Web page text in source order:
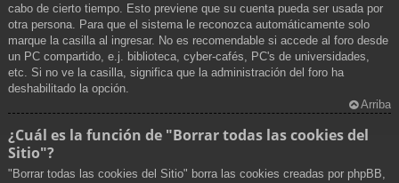
cabo de cierto tiempo. Esto previene que su cuenta pueda ser usada por
otra persona. Para que el sistema le reconozca automáticamente solo
marque la casilla al ingresar. No es recomendable si accede al foro desde
un PC compartido, e.j. biblioteca, cyber-cafés, PC's de universidades,
etc. Si no ve la casilla, significa que la administración del foro ha
deshabilitado la opción.
Arriba
¿Cuál es la función de "Borrar todas las cookies del
Sitio"?
"Borrar todas las cookies del Sitio" borra las cookies creadas por phpBB,